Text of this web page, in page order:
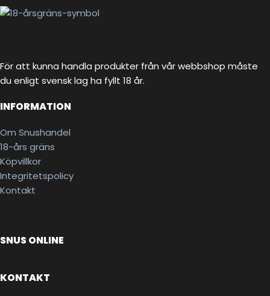
För att kunna handla produkter från vår webbshop måste
du enligt svensk lag ha fyllt 18 år.
INFORMATION
Om Snushandel
18-års gräns
Köpvillkor
Integritetspolicy
Kontakt
SNUS ONLINE
KONTAKT